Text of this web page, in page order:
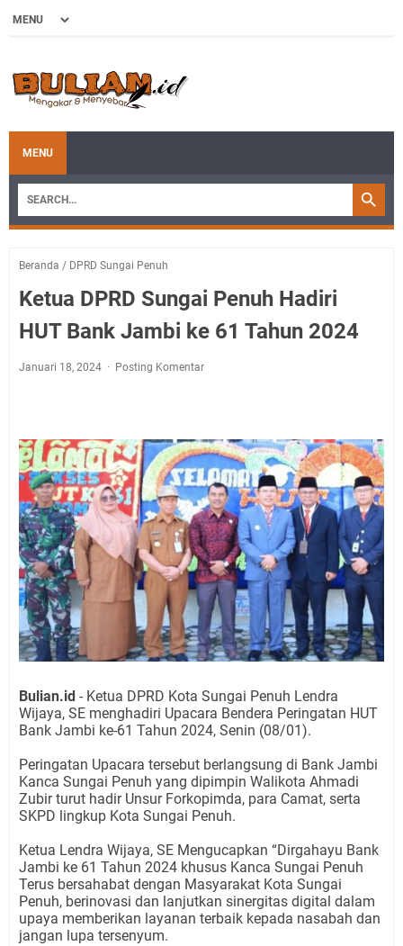
MENU
Beranda / DPRD Sungai Penuh
Ketua DPRD Sungai Penuh Hadiri
HUT Bank Jambi ke 61 Tahun 2024
Januari 18, 2024 Posting Komentar
Bulian.id - Ketua DPRD Kota Sungai Penuh Lendra
Wijaya, SE menghadiri Upacara Bendera Peringatan HUT
Bank Jambi ke-61 Tahun 2024, Senin (08/01).
Peringatan Upacara tersebut berlangsung di Bank Jambi
Kanca Sungai Penuh yang dipimpin Walikota Ahmadi
Zubir turut hadir Unsur Forkopimda, para Camat, serta
SKPD lingkup Kota Sungai Penuh.
Ketua Lendra Wijaya, SE Mengucapkan “Dirgahayu Bank
Jambi ke 61 Tahun 2024 khusus Kanca Sungai Penuh
Terus bersahabat dengan Masyarakat Kota Sungai
Penuh, berinovasi dan lanjutkan sinergitas digital dalam
upaya memberikan layanan terbaik kepada nasabah dan
jangan lupa tersenyum.